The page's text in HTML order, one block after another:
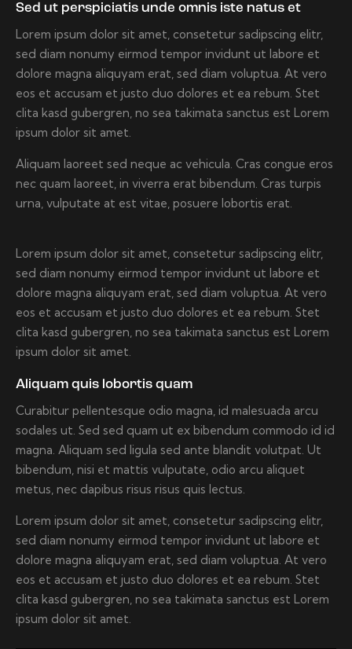
Sed ut perspiciatis unde omnis iste natus et
Lorem ipsum dolor sit amet, consetetur sadipscing elitr,
sed diam nonumy eirmod tempor invidunt ut labore et
dolore magna aliquyam erat, sed diam voluptua. At vero
eos et accusam et justo duo dolores et ea rebum. Stet
clita kasd gubergren, no sea takimata sanctus est Lorem
ipsum dolor sit amet.
Aliquam laoreet sed neque ac vehicula. Cras congue eros
nec quam laoreet, in viverra erat bibendum. Cras turpis
urna, vulputate at est vitae, posuere lobortis erat.
Lorem ipsum dolor sit amet, consetetur sadipscing elitr,
sed diam nonumy eirmod tempor invidunt ut labore et
dolore magna aliquyam erat, sed diam voluptua. At vero
eos et accusam et justo duo dolores et ea rebum. Stet
clita kasd gubergren, no sea takimata sanctus est Lorem
ipsum dolor sit amet.
Aliquam quis lobortis quam
Curabitur pellentesque odio magna, id malesuada arcu
sodales ut. Sed sed quam ut ex bibendum commodo id id
magna. Aliquam sed ligula sed ante blandit volutpat. Ut
bibendum, nisi et mattis vulputate, odio arcu aliquet
metus, nec dapibus risus risus quis lectus.
Lorem ipsum dolor sit amet, consetetur sadipscing elitr,
sed diam nonumy eirmod tempor invidunt ut labore et
dolore magna aliquyam erat, sed diam voluptua. At vero
eos et accusam et justo duo dolores et ea rebum. Stet
clita kasd gubergren, no sea takimata sanctus est Lorem
ipsum dolor sit amet.